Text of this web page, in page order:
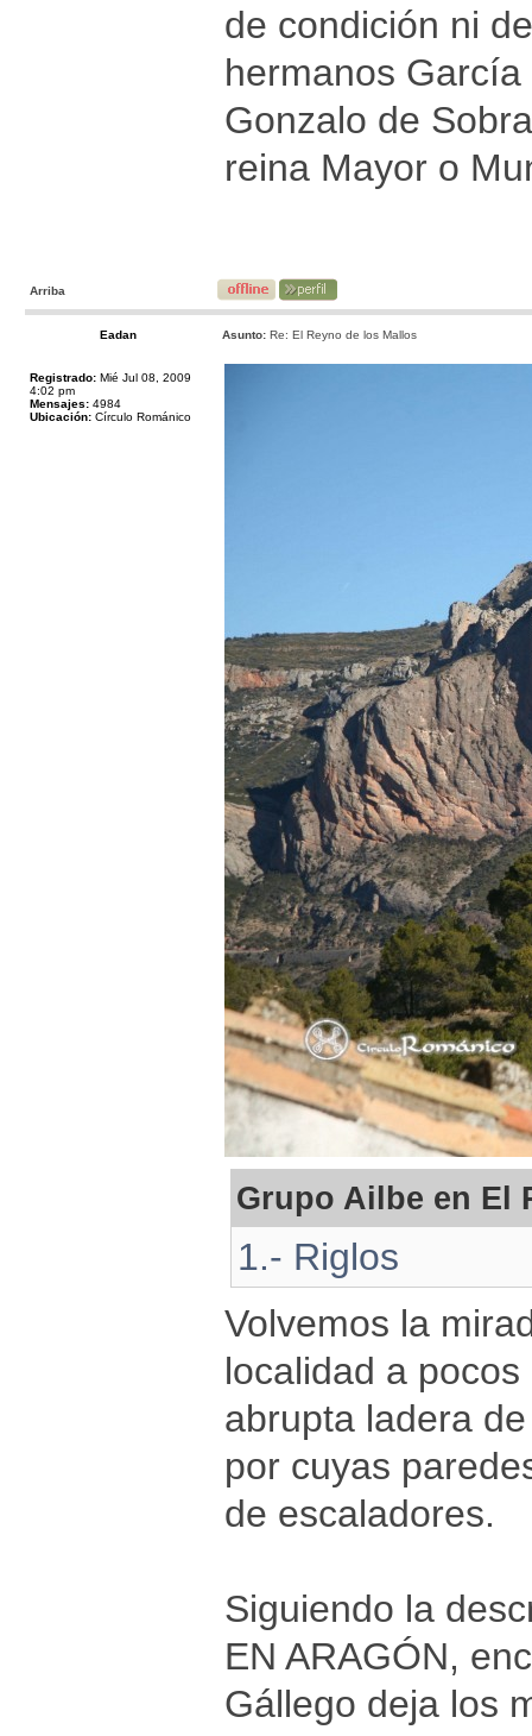
de condición ni
hermanos
Gonzalo de
reina Mayor o
Arriba
Eadan Asunto: Re: El Reyno de los Mallos
Registrado: Mié Jul 08, 2009
4:02 pm
Mensajes: 4984
Ubicación: Círculo Románico
Grupo Ailbe en El
1.- Riglos
Volvemos la
localidad a
abrupta ladera
por cuyas
de escaladores.
Siguiendo la
EN ARAGÓN,
Gállego deja los